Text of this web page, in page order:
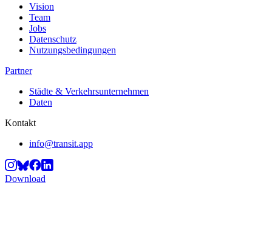
Vision
Team
Jobs
Datenschutz
Nutzungsbedingungen
Partner
Städte & Verkehrsunternehmen
Daten
Kontakt
info@transit.app
Download